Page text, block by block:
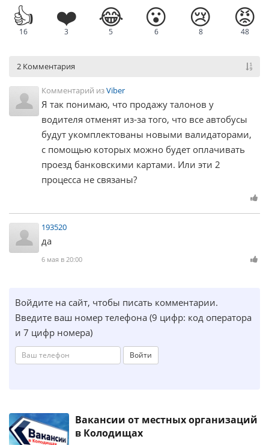
👍
16
❤️
3
😂
5
😮
6
😢
8
😡
48
2 Комментария
Комментарий изViber
Я так понимаю, что продажу талонов у
водителя отменят из-за того, что все автобусы
будут укомплектованы новыми валидаторами,
с помощью которых можно будет оплачивать
проезд банковскими картами. Или эти 2
процесса не связаны?
193520
да
6 мая в 20:00
Войдите на сайт, чтобы писать комментарии.
Введите ваш номер телефона (9 цифр: код оператора
и 7 цифр номера)
Войти
Вакансии от местных организаций
в Колодищах